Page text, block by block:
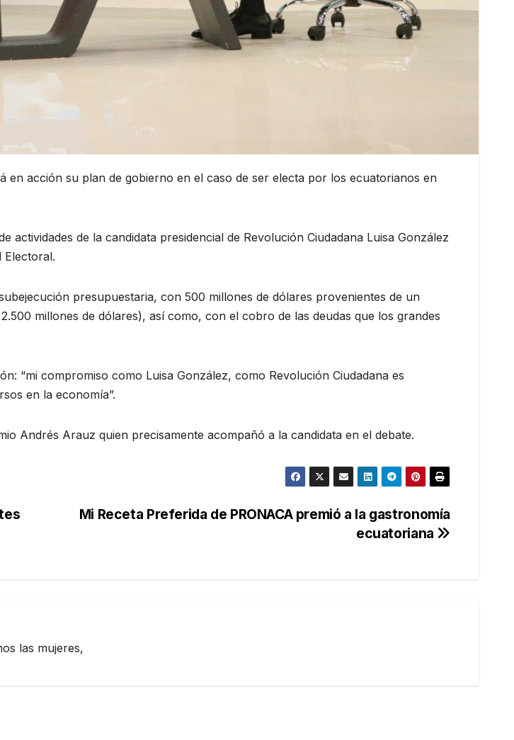
acción su plan de gobierno en el caso de ser electa por los ecuatorianos en
actividades de la candidata presidencial de Revolución Ciudadana Luisa González
Electoral.
presupuestaria, con 500 millones de dólares provenientes de un
millones de dólares), así como, con el cobro de las deudas que los grandes
“mi compromiso como Luisa González, como Revolución Ciudadana es
en la economía”.
Andrés Arauz quien precisamente acompañó a la candidata en el debate.
Mi Receta Preferida de PRONACA premió a la gastronomía
ecuatoriana
las mujeres,